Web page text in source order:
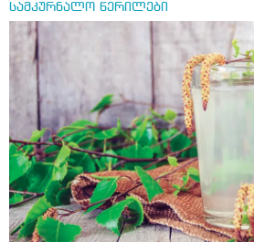
სამკურნალო წერილები